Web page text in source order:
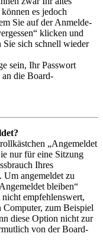
es jedoch
Sie auf der Anmelde-
klicken und
sich schnell wieder
sein, Ihr Passwort
an die Board-
„Angemeldet
nur für eine Sitzung
Ihres
angemeldet zu
bleiben“
empfehlenswert,
zum Beispiel
diese Option nicht zur
von der Board-